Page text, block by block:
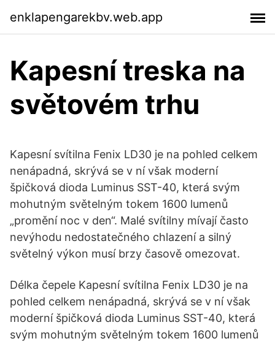
enklapengarekbv.web.app
Kapesní treska na
světovém trhu
Kapesní svítilna Fenix LD30 je na pohled celkem
nenápadná, skrývá se v ní však moderní
špičková dioda Luminus SST-40, která svým
mohutným světelným tokem 1600 lumenů
„promění noc v den“. Malé svítilny mívají často
nevýhodu nedostatečného chlazení a silný
světelný výkon musí brzy časově omezovat.
Délka čepele Kapesní svítilna Fenix LD30 je na
pohled celkem nenápadná, skrývá se v ní však
moderní špičková dioda Luminus SST-40, která
svým mohutným světelným tokem 1600 lumenů